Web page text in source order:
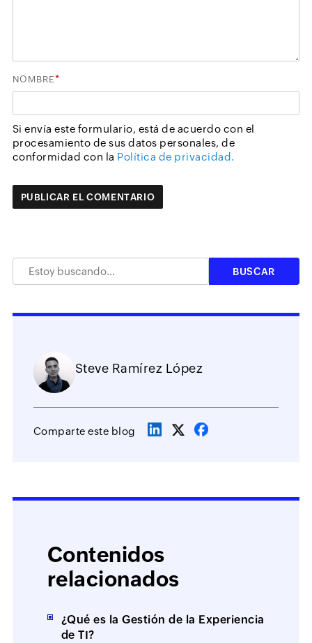
NOMBRE*
Si envía este formulario, está de acuerdo con el
procesamiento de sus datos personales, de
conformidad con la Política de privacidad.
Steve Ramírez López
Comparte este blog
Contenidos
relacionados
¿Qué es la Gestión de la Experiencia
de TI?